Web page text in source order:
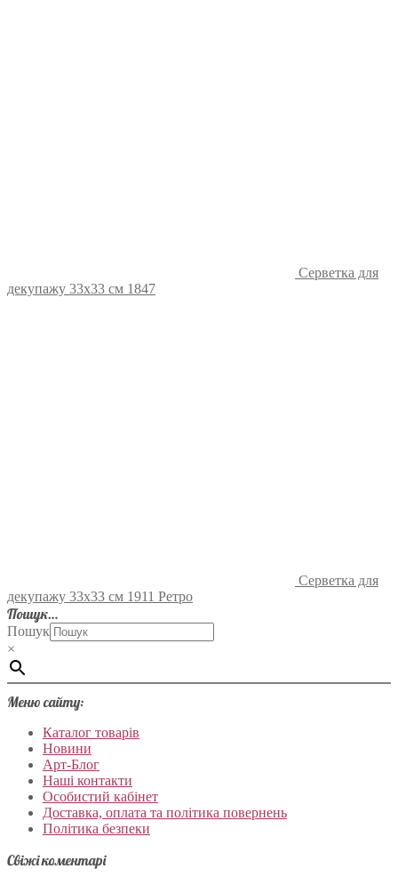
Серветка для
декупажу 33х33 см 1847
Серветка для
декупажу 33х33 см 1911 Ретро
Пошук…
Пошук
×
Меню сайту:
Каталог товарів
Новини
Арт-Блог
Наші контакти
Особистий кабінет
Доставка, оплата та політика повернень
Політика безпеки
Свіжі коментарі